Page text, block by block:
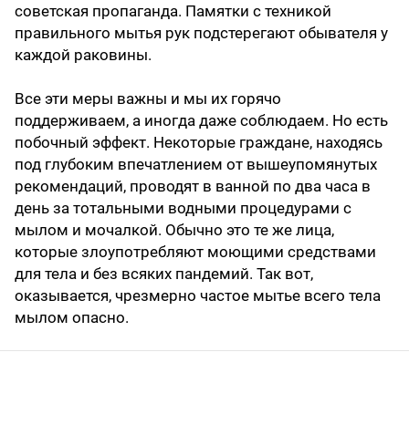
советская пропаганда. Памятки с техникой
правильного мытья рук подстерегают обывателя у
каждой раковины.
Все эти меры важны и мы их горячо
поддерживаем, а иногда даже соблюдаем. Но есть
побочный эффект. Некоторые граждане, находясь
под глубоким впечатлением от вышеупомянутых
рекомендаций, проводят в ванной по два часа в
день за тотальными водными процедурами с
мылом и мочалкой. Обычно это те же лица,
которые злоупотребляют моющими средствами
для тела и без всяких пандемий. Так вот,
оказывается, чрезмерно частое мытье всего тела
мылом опасно.